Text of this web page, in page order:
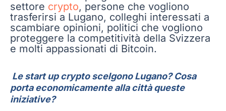
settore crypto, persone che vogliono
trasferirsi a Lugano, colleghi interessati a
scambiare opinioni, politici che vogliono
proteggere la competitività della Svizzera
e molti appassionati di Bitcoin.
Le start up crypto scelgono Lugano? Cosa
porta economicamente alla città queste
iniziative?